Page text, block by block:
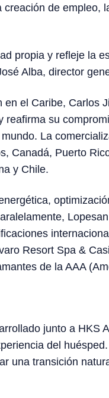
de empleo,
propia y refleje la
Alba, director
el Caribe, Carlos
su
La
Canadá, Puerto
y Chile.
Resort Spa &
de la AAA
junto a HKS
del
una transición